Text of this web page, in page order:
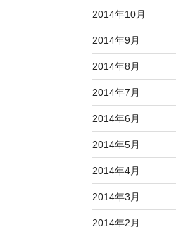
2014年10月
2014年9月
2014年8月
2014年7月
2014年6月
2014年5月
2014年4月
2014年3月
2014年2月